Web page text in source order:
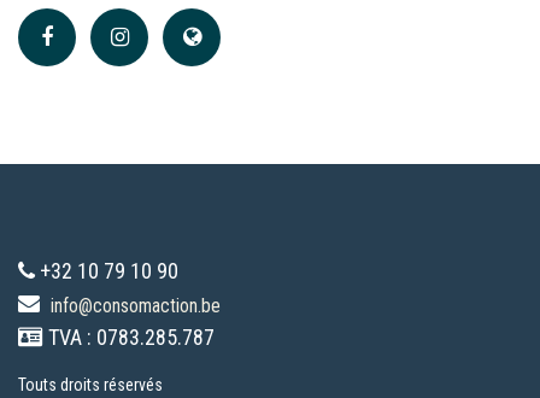
+32 10 79 10 90
info@consomaction.be
TVA : 0783.285.787
Touts droits réservés